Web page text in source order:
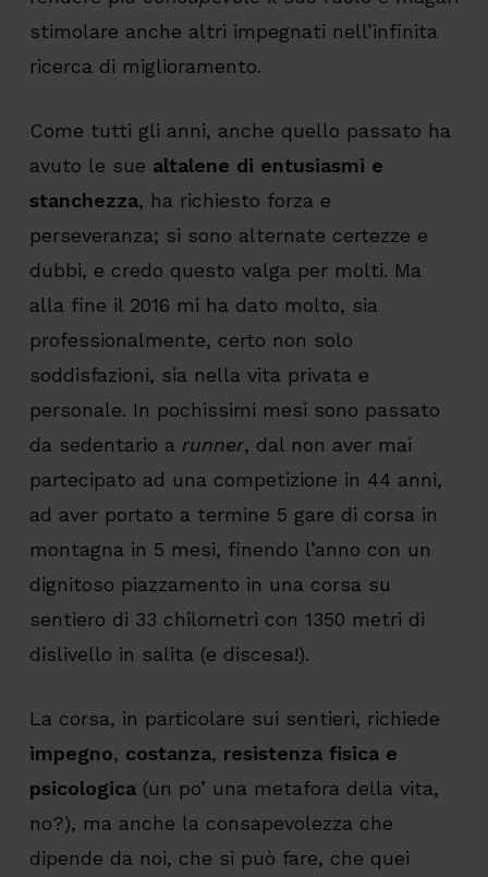
stimolare anche altri impegnati nell’infinita
ricerca di miglioramento.
Come tutti gli anni, anche quello passato ha
avuto le sue altalene di entusiasmi e
stanchezza, ha richiesto forza e
perseveranza; si sono alternate certezze e
dubbi, e credo questo valga per molti. Ma
alla fine il 2016 mi ha dato molto, sia
professionalmente, certo non solo
soddisfazioni, sia nella vita privata e
personale. In pochissimi mesi sono passato
da sedentario a runner, dal non aver mai
partecipato ad una competizione in 44 anni,
ad aver portato a termine 5 gare di corsa in
montagna in 5 mesi, finendo l’anno con un
dignitoso piazzamento in una corsa su
sentiero di 33 chilometri con 1350 metri di
dislivello in salita (e discesa!).
La corsa, in particolare sui sentieri, richiede
impegno, costanza, resistenza fisica e
psicologica(un po’ una metafora della vita,
no?), ma anche la consapevolezza che
dipende da noi, che si può fare, che quei